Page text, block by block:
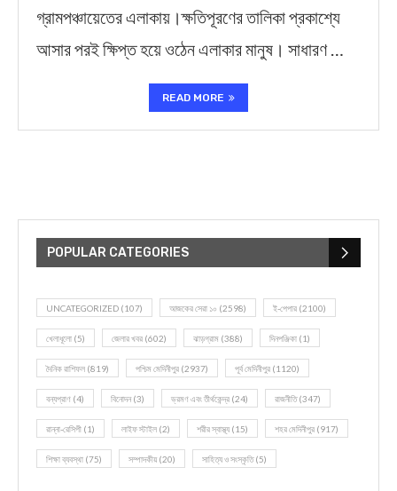
গ্রামপঞ্চায়েতের এলাকায়।ক্ষতিপূরণের তালিকা প্রকাশ্যে
আসার পরই ক্ষিপ্ত হয়ে ওঠেন এলাকার মানুষ। সাধারণ …
READ MORE
POPULAR CATEGORIES
UNCATEGORIZED (107) আজকের সেরা ১০ (2598) ই-পেপার (2100)
খেলাধূলো (5) জেলার খবর (602) ঝাড়গ্রাম (388) দিনপঞ্জিকা (1)
দৈনিক রাশিফল (819) পশ্চিম মেদিনীপুর (2937) পূর্ব মেদিনীপুর (1120)
বন্যপ্রাণ (4) বিনোদন(3) ভ্রমণ এবং তীর্থকেন্দ্র (24) রাজনীতি(347)
রান্না-রেসিপী (1) লাইফ স্টাইল (2) শরীর স্বাস্থ্য (15) শহর মেদিনীপুর (917)
শিক্ষা ব্যবস্থা (75) সম্পাদকীয় (20) সাহিত্য ও সংস্কৃতি(5)